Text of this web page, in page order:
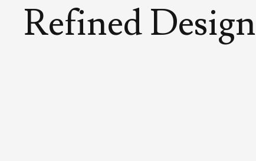
Refined Design